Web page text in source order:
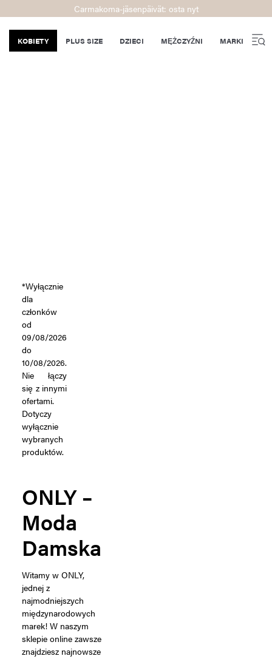
Carmakoma-jäsenpäivät: osta nyt
KOBIETY PLUS SIZE DZIECI MĘŻCZYŹNI MARKI
*Wyłącznie
dla
członków
od
09/08/2026
do
10/08/2026.
Nie łączy
się z innymi
ofertami.
Dotyczy
wyłącznie
wybranych
produktów.
ONLY –
Moda
Damska
Witamy w ONLY,
jednej z
najmodniejszych
międzynarodowych
marek! W naszym
sklepie online zawsze
znajdziesz najnowsze